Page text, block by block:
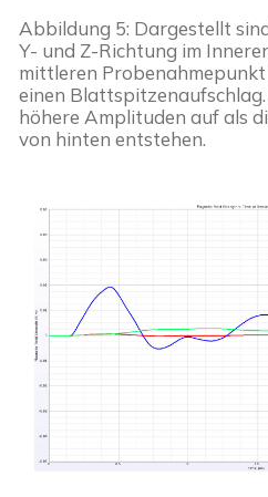
Abbildung 5: Dargestellt
Y- und Z-Richtung im
mittleren
einen
höhere Amplituden auf als
von hinten entstehen.